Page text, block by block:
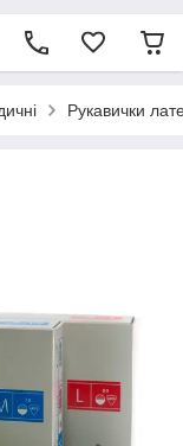
Рукавички